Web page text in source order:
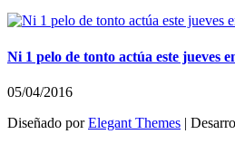
Ni 1 pelo de tonto actúa este jueves
05/04/2016
Diseñado porElegant Themes |